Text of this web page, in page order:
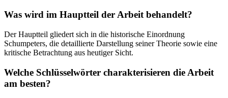
Was wird im Hauptteil der Arbeit behandelt?
Der Hauptteil gliedert sich in die historische Einordnung
Schumpeters, die detaillierte Darstellung seiner Theorie sowie eine
kritische Betrachtung aus heutiger Sicht.
Welche Schlüsselwörter charakterisieren die Arbeit
am besten?